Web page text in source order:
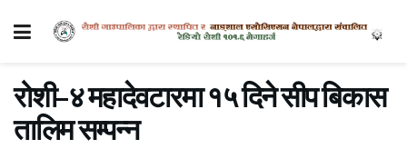
रोशी–४ महादेवटारमा १५ दिने सीप बिकास
तालिम सम्पन्न